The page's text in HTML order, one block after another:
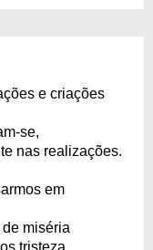
e criações
se,
nas realizações.
em
miséria
tristeza.